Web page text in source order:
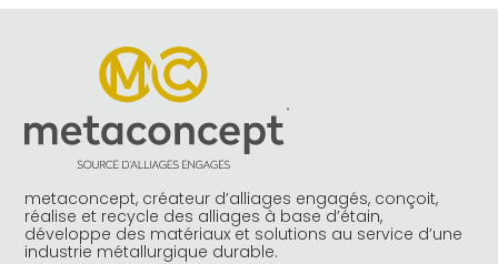
metaconcept, créateur d’alliages engagés, conçoit,
réalise et recycle des alliages à base d’étain,
développe des matériaux et solutions au service d’une
industrie métallurgique durable.